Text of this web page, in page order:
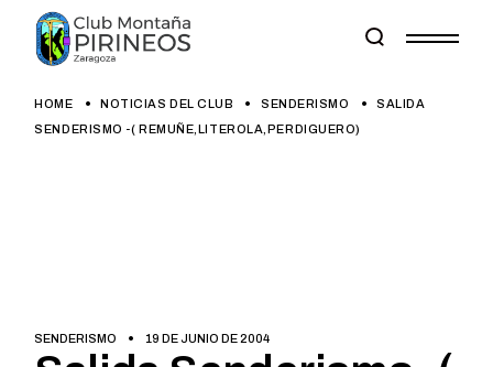
content
HOME NOTICIAS DEL CLUB SENDERISMO
SALIDA
SENDERISMO -( REMUÑE,LITEROLA,PERDIGUERO)
SENDERISMO 19 DE JUNIO DE 2004